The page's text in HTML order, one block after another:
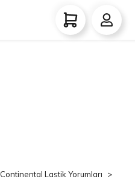
Continental Lastik Yorumları